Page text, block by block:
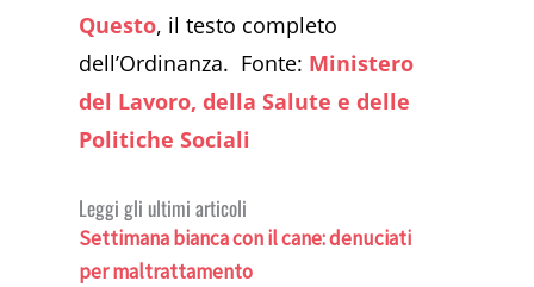
Questo, il testo completo
dell’Ordinanza. Fonte: Ministero
del Lavoro, della Salute e delle
Politiche Sociali
Leggi gli ultimi articoli
Settimana bianca con il cane: denuciati
per maltrattamento